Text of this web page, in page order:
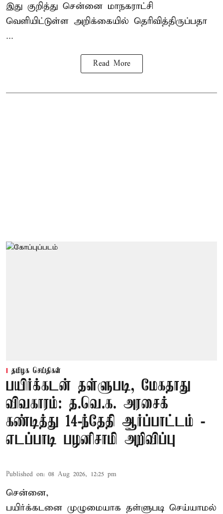
இது குறித்து சென்னை மாநகராட்சி
வெளியிட்டுள்ள அறிக்கையில் தெரிவித்திருப்பதா
...
Read More
தமிழக செய்திகள்
பயிர்க்கடன் தள்ளுபடி, மேகதாது
விவகாரம்: த.வெ.க. அரசைக்
கண்டித்து 14-ந்தேதி ஆர்ப்பாட்டம் -
எடப்பாடி பழனிசாமி அறிவிப்பு
Published on: 08 Aug 2026, 12:25 pm
சென்னை,
பயிர்க்கடனை முழுமையாக தள்ளுபடி செய்யாமல்